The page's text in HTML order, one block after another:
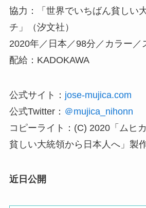
協力：「世界でいちばん貧しい
チ」（汐文社）
2020年／日本／98分／カラー／
配給：KADOKAWA
公式サイト： jose-mujica.com
公式Twitter： ＠mujica_nihonn
コピーライト：(C) 2020「ムヒ
貧しい大統領から日本人へ」製
近日公開